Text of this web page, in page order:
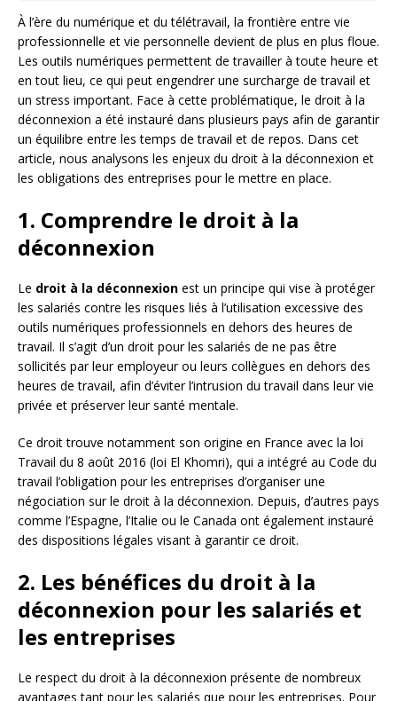
À l’ère du numérique et du télétravail, la frontière entre vie
professionnelle et vie personnelle devient de plus en plus floue.
Les outils numériques permettent de travailler à toute heure et
en tout lieu, ce qui peut engendrer une surcharge de travail et
un stress important. Face à cette problématique, le droit à la
déconnexion a été instauré dans plusieurs pays afin de garantir
un équilibre entre les temps de travail et de repos. Dans cet
article, nous analysons les enjeux du droit à la déconnexion et
les obligations des entreprises pour le mettre en place.
1. Comprendre le droit à la
déconnexion
Le droit à la déconnexion est un principe qui vise à protéger
les salariés contre les risques liés à l’utilisation excessive des
outils numériques professionnels en dehors des heures de
travail. Il s’agit d’un droit pour les salariés de ne pas être
sollicités par leur employeur ou leurs collègues en dehors des
heures de travail, afin d’éviter l’intrusion du travail dans leur vie
privée et préserver leur santé mentale.
Ce droit trouve notamment son origine en France avec la loi
Travail du 8 août 2016 (loi El Khomri), qui a intégré au Code du
travail l’obligation pour les entreprises d’organiser une
négociation sur le droit à la déconnexion. Depuis, d’autres pays
comme l’Espagne, l’Italie ou le Canada ont également instauré
des dispositions légales visant à garantir ce droit.
2. Les bénéfices du droit à la
déconnexion pour les salariés et
les entreprises
Le respect du droit à la déconnexion présente de nombreux
avantages tant pour les salariés que pour les entreprises. Pour